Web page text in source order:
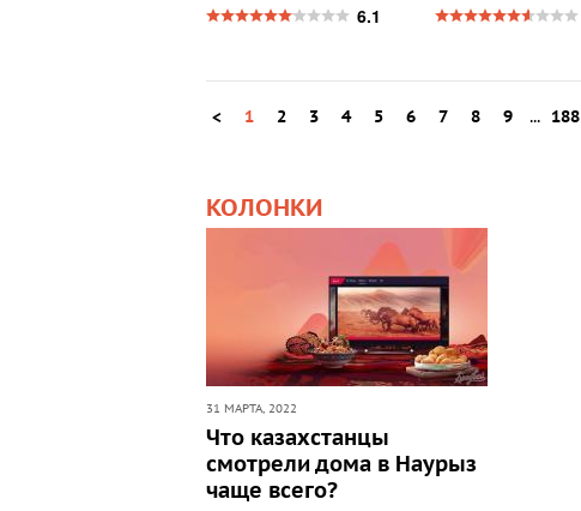
6.1
< 1 2 3 4 5 6 7 8 9 ... 188
КОЛОНКИ
31 МАРТА, 2022
Что казахстанцы
смотрели дома в Наурыз
чаще всего?